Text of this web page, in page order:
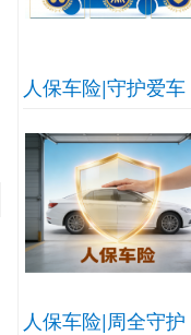
人保车险|守护爱
人保车险|周全守